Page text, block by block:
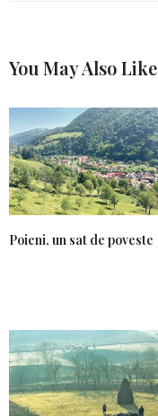
You May Also Like
Poieni, un sat de poveste